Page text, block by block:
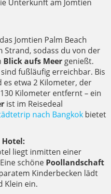
Unterkunft am Jomtien
Jomtien Palm Beach
Strand, sodass du von der
Blick aufs Meer genießt.
fußläufig erreichbar. Bis
etwa 2 Kilometer, der
Kilometer entfernt – ein
ist im Reisedeal
nach Bangkok bietet
liegt inmitten einer
schöne Poollandschaft
Kinderbecken lädt
Klein ein.